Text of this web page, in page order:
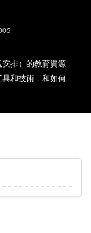
排）的教育資源
具和技術，和如何